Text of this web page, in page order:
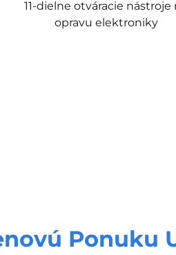
11-dielne otváracie nástroje
opravu elektroniky
Ponuku